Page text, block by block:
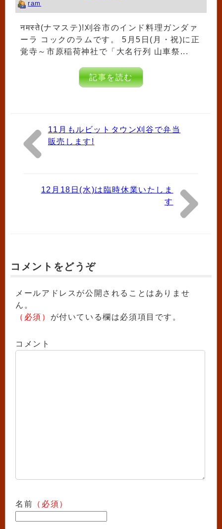
ram
नमस्ते(ナマステ)!刈谷市のインド料理ガンダァ
ーラ コックのラムです。 5月5日(月・祝)に正
覚寺～市原稲荷神社で「大名行列 山車祭...
記事を読む
11月もルビットタウン刈谷で弁当
販売します!
12月18日(水)は臨時休業いたしま
す
コメントをどうぞ
メールアドレスが公開されることはありませ
ん。
（必須） が付いている欄は必須項目です。
コメント
名前 （必須）